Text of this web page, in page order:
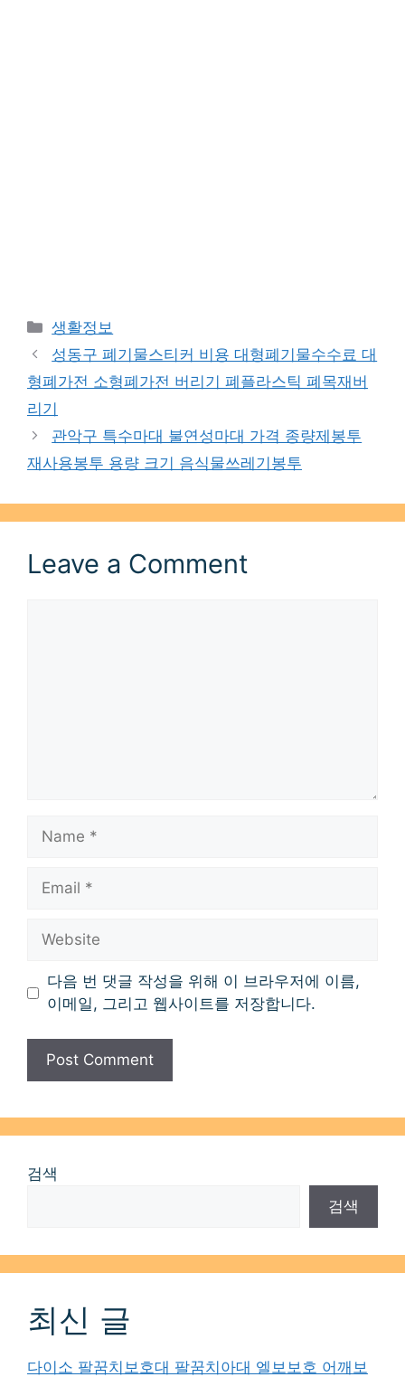
Categories
생활정보
성동구 폐기물스티커 비용 대형폐기물수수료 대
형폐가전 소형폐가전 버리기 폐플라스틱 폐목재버
리기
관악구 특수마대 불연성마대 가격 종량제봉투
재사용봉투 용량 크기 음식물쓰레기봉투
Leave a Comment
Name
Email
Website
다음 번 댓글 작성을 위해 이 브라우저에 이름,
이메일, 그리고 웹사이트를 저장합니다.
검색
검색
최신 글
다이소 팔꿈치보호대 팔꿈치아대 엘보보호 어깨보